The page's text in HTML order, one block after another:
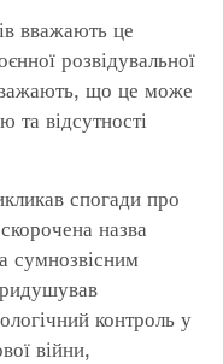
вважають це
розвідувальної
що це може
та відсутності
спогади про
назва
сумнозвісним
контроль у
війни,